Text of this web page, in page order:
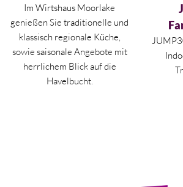
Im Wirtshaus Moorlake
genießen Sie traditionelle und
klassisch regionale Küche,
sowie saisonale Angebote mit
herrlichem Blick auf die
Havelbucht.